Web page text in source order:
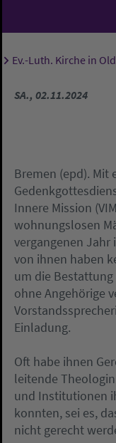
Sie sind hier:
Ev.-Luth. Kirche in
SA., 02.11.2024
Bremen (epd). Mit
Innere Mission
wohnungslosen
vergangenen Jahr
von ihnen haben
um die
ohne Angehörige
Einladung.
Oft habe ihnen
leitende Theologin
und Institutionen
konnten, sei es,
nicht gerecht